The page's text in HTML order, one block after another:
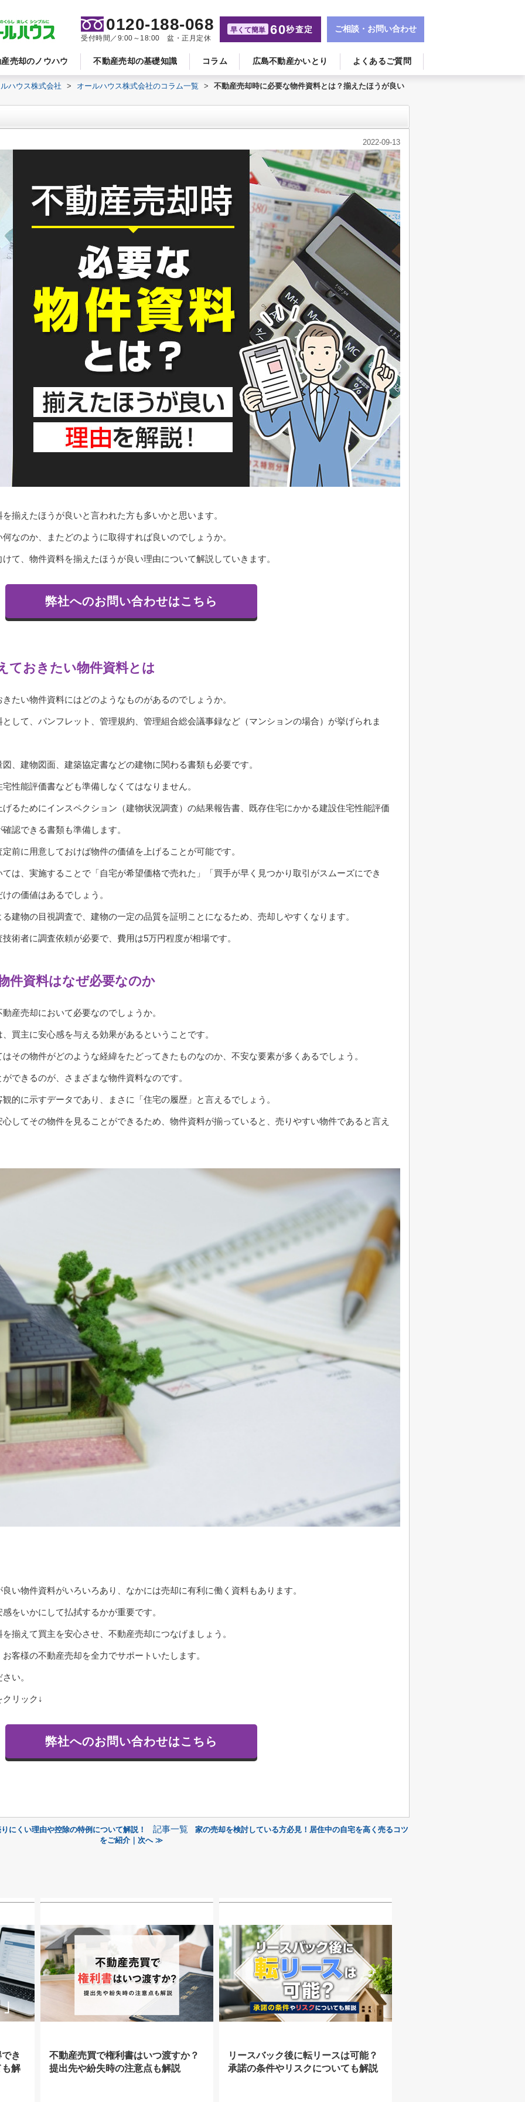
売却のノウハウ 不動産売却の基礎知識 コラム 広島不動産かいとり よくあるご質問
0120-188-068
受付時間／9:00～18:00 盆・正月定休
早くて簡単 60秒査定 ご相談・お問い合わせ
ハウス株式会社 > オールハウス株式会社のコラム一覧 > 不動産売却時に必要な物件資料とは？揃えたほうが良い
2022-09-13
揃えたほうが良いと言われた方も多いかと思います。
なのか、またどのように取得すれば良いのでしょうか。
て、物件資料を揃えたほうが良い理由について解説していきます。
弊社へのお問い合わせはこちら
ておきたい物件資料とは
たい物件資料にはどのようなものがあるのでしょうか。
して、パンフレット、管理規約、管理組合総会議事録など（マンションの場合）が挙げられま
、建物図面、建築協定書などの建物に関わる書類も必要です。
性能評価書なども準備しなくてはなりません。
るためにインスペクション（建物状況調査）の結果報告書、既存住宅にかかる建設住宅性能評価
認できる書類も準備します。
前に用意しておけば物件の価値を上げることが可能です。
は、実施することで「自宅が希望価格で売れた」「買手が早く見つかり取引がスムーズにでき
の価値はあるでしょう。
建物の目視調査で、建物の一定の品質を証明ことになるため、売却しやすくなります。
術者に調査依頼が必要で、費用は5万円程度が相場です。
件資料はなぜ必要なのか
産売却において必要なのでしょうか。
買主に安心感を与える効果があるということです。
その物件がどのような経緯をたどってきたものなのか、不安な要素が多くあるでしょう。
できるのが、さまざまな物件資料なのです。
的に示すデータであり、まさに「住宅の履歴」と言えるでしょう。
してその物件を見ることができるため、物件資料が揃っていると、売りやすい物件であると言え
い物件資料がいろいろあり、なかには売却に有利に働く資料もあります。
をいかにして払拭するかが重要です。
揃えて買主を安心させ、不動産売却につなげましょう。
お客様の不動産売却を全力でサポートいたします。
い。
リック↓
弊社へのお問い合わせはこちら
にくい理由や控除の特例について解説！ 記事一覧
家の売却を検討している方必見！居住中の自宅を高く売るコツ
をご紹介｜次へ ≫
き
解
不動産売買で権利書はいつ渡すか？
提出先や紛失時の注意点も解説
リースバック後に転リースは可能？
承諾の条件やリスクについても解説